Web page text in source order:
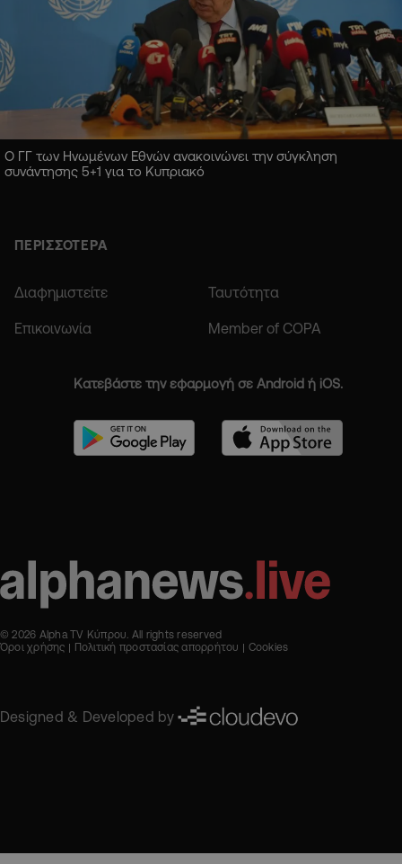
Ο ΓΓ των Ηνωμένων Εθνών ανακοινώνει την σύγκληση
συνάντησης 5+1 για το Κυπριακό
ΠΕΡΙΣΣΟΤΕΡΑ
Διαφημιστείτε Ταυτότητα
Επικοινωνία Member of COPA
Κατεβάστε την εφαρμογή σε Android ή iOS.
© 2026 Alpha TV Κύπρου. All rights reserved
Όροι χρήσης
Πολιτική προστασίας απορρήτου Cookies
Designed & Developed by